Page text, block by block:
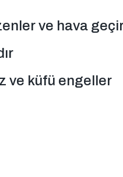
ve hava
ve küfü engeller